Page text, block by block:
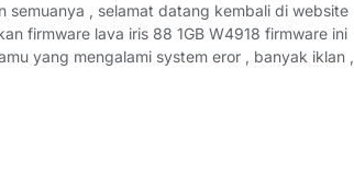
semuanya , selamat datang kembali di website
firmware lava iris 88 1GB W4918 firmware ini
yang mengalami system eror , banyak iklan ,